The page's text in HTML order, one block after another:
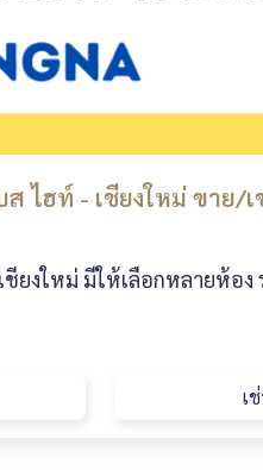
ส ไฮท์ - เชียงใหม่ ขาย/เ
ชียงใหม่ มีให้เลือกหลายห้อง
เ